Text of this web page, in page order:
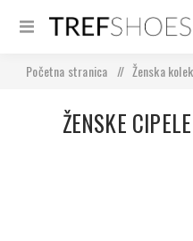
Početna stranica / Ženska
ŽENSKE